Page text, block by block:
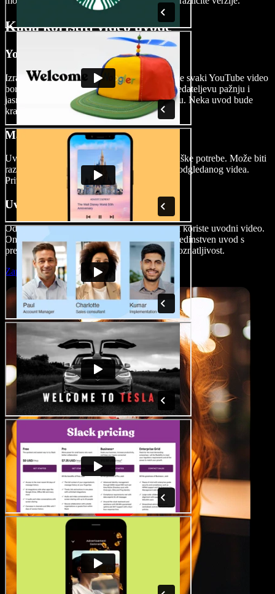
Kada koristiti video uvode
YouTube uvodi za video
Izradite odlične YouTube video uvode. Kad se svaki YouTube video
bori za pozornost, važno je odmah privući gledateljevu pažnju i
jasno im dati do znanja o čemu se radi u videu. Neka uvod bude
kratak i jasan.
Marketinški video uvodi
Uvodni video odličan je za sve vaše marketinške potrebe. Može biti
razlika između novog klijenta i još jednog neodgledanog videa.
Privucite gledatelje već u prvoj sekundi.
Uvodi za video podcast
Od Joe Rogana do puno manjih podcasta, svi koriste uvodni video.
On postavlja ton i ključan je za brendiranje. Jedinstven uvod s
prepoznatljivom glazbom podcastu daje prepoznatljivost.
Započni